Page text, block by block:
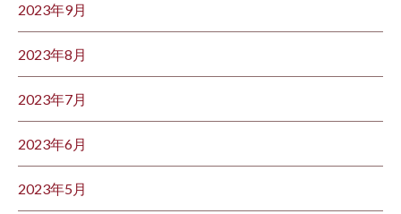
2023年9月
2023年8月
2023年7月
2023年6月
2023年5月